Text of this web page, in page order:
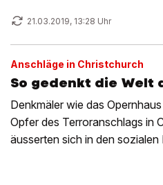
21.03.2019, 13:28 Uhr
Anschläge in Christchurch
So gedenkt die Welt
Denkmäler wie das
Opfer des Terroranschlags in
äusserten sich in den